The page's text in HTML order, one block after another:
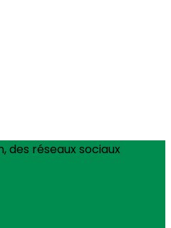
des réseaux sociaux